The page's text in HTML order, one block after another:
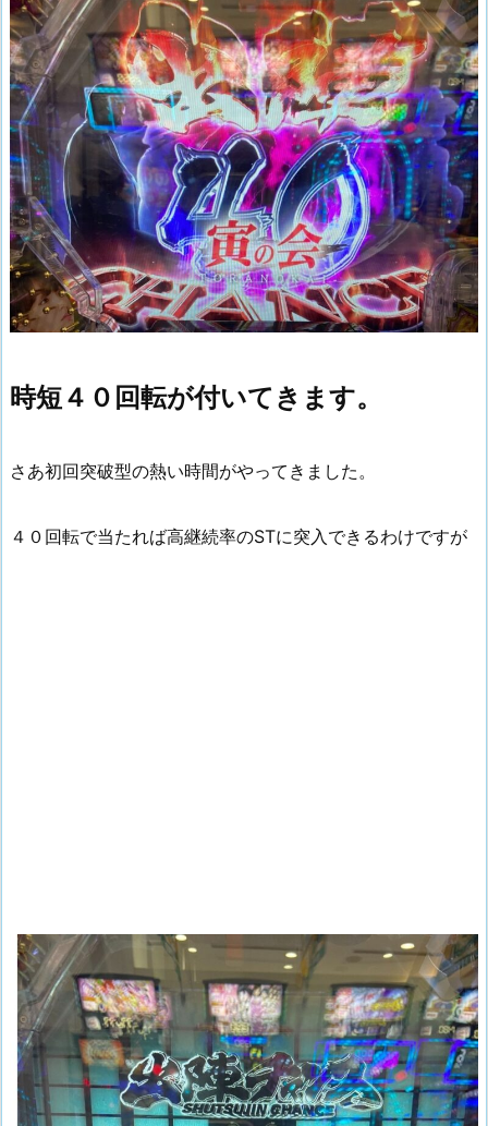
時短４０回転が付いてきます。
さあ初回突破型の熱い時間がやってきました。
４０回転で当たれば高継続率のSTに突入できるわけですが